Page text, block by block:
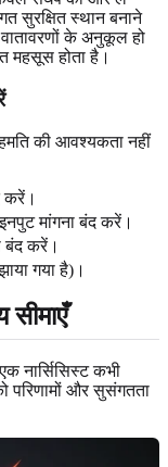
सुरक्षित स्थान बनाने
वातावरणों के अनुकूल हो
महसूस होता है।
की आवश्यकता नहीं
करें।
मांगना बंद करें।
बंद करें।
गया है)।
सीमाएँ
नार्सिसिस्ट कभी
परिणामों और सुसंगतता